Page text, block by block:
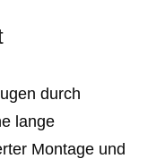
durch
lange
Montage und